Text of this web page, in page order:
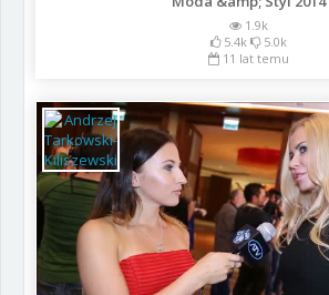
1.9k
5.4k
5.0k
11 lat temu